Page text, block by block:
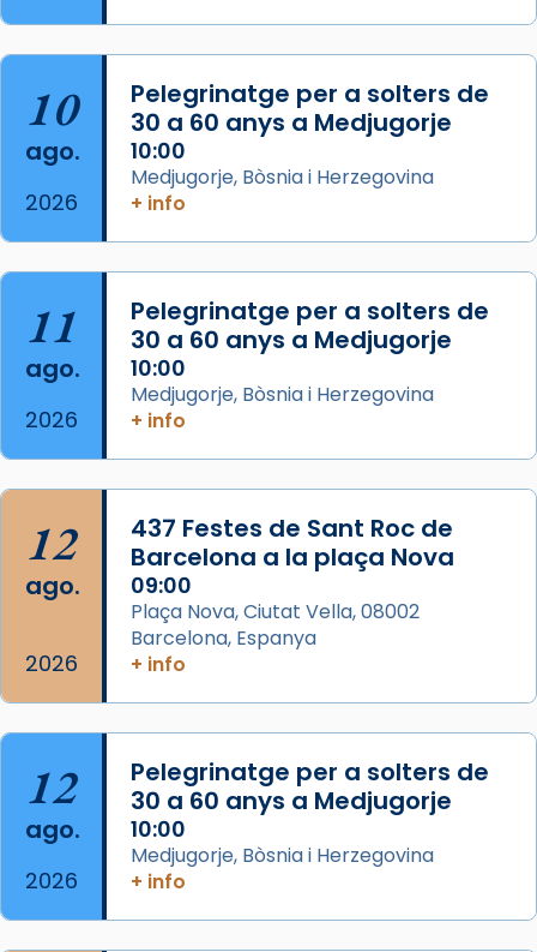
del Sant Pare Lleó XIV a Barcelona, i als
col·laboradors, a la Catedral de Barcelona.
L’arquebisbe de Barcelona, el cardenal Joan
Josep Omella, ha presidit la missa i l’ha
concelebrat el bisbe auxiliar de Barcelona,
Mons. David Abadías.
📸 Dr. G. Simón
Foto
View on Facebook · Share
Arquebisbat de Barcelona
2 weeks ago
Acompanyant la història de sant Cugat, a
partir de l’Edat Mitjana sorgeix la tradició
que les santes Juliana (“relatiu a Júlia”) i
Semproniana (“relatiu a Semprònia =
eterna”) són deixebles seves. I l’any 1667, el
frare Joan Gaspar Roig, afirma en una obra
que les santes són filles de l’antiga Iluro.
Mataró en reivindicarà les relíq
Foto
View on Facebook ·
10
ago.
2026
Pelegrinatge per a solters de
30 a 60 anys a Medjugorje
10:00
Medjugorje, Bòsnia i Herzegovina
+ info
11
ago.
2026
Pelegrinatge per a solters de
30 a 60 anys a Medjugorje
10:00
Medjugorje, Bòsnia i Herzegovina
+ info
12
ago.
2026
437 Festes de Sant Roc de
Barcelona a la plaça Nova
09:00
Plaça Nova, Ciutat Vella, 08002
Barcelona, Espanya
+ info
12
ago.
2026
Pelegrinatge per a solters de
30 a 60 anys a Medjugorje
10:00
Medjugorje, Bòsnia i Herzegovina
+ info